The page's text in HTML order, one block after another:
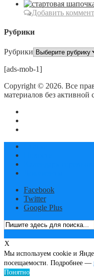
Добавить
Рубрики
Рубрики
[ads-mob-1]
Copyright © 2026. Все
материалов без активной
Facebook
Twitter
Google Plus
X
Мы используем cookie и
посещаемости. Подробнее —
Понятно